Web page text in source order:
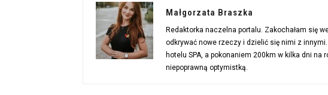
Małgorzata Braszka
Redaktorka naczelna portalu. Zakochałam się
odkrywać nowe rzeczy i dzielić się nimi z
hotelu SPA, a pokonaniem 200km w kilka dni
niepoprawną optymistką.